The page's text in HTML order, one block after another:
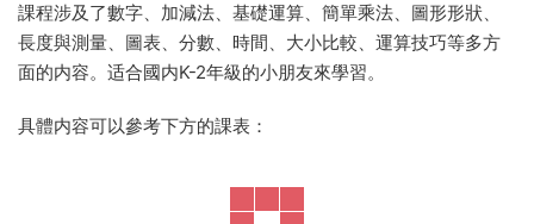
課程涉及了數字、加減法、基礎運算、簡單乘法、圖形形狀、
長度與測量、圖表、分數、時間、大小比較、運算技巧等多方
面的内容。适合國内K-2年級的小朋友來學習。
具體内容可以參考下方的課表：